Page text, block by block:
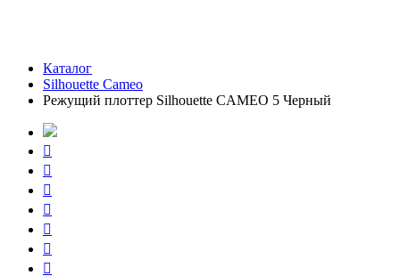
Каталог
Silhouette Cameo
Режущий плоттер Silhouette CAMEO 5 Черный






